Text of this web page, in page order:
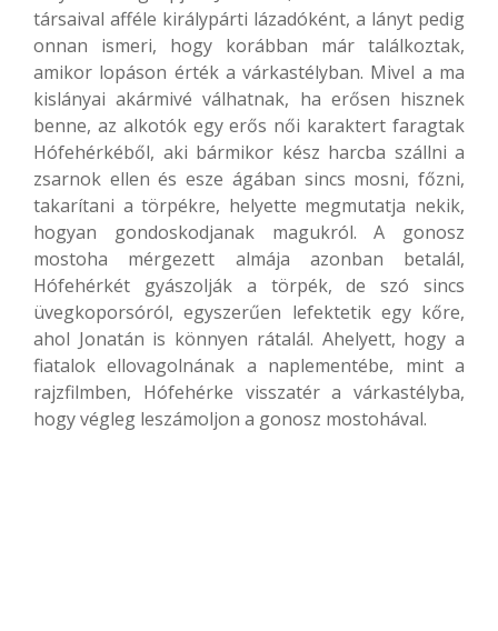
társaival afféle királypárti lázadóként, a lányt pedig
onnan ismeri, hogy korábban már találkoztak,
amikor lopáson érték a várkastélyban. Mivel a ma
kislányai akármivé válhatnak, ha erősen hisznek
benne, az alkotók egy erős női karaktert faragtak
Hófehérkéből, aki bármikor kész harcba szállni a
zsarnok ellen és esze ágában sincs mosni, főzni,
takarítani a törpékre, helyette megmutatja nekik,
hogyan gondoskodjanak magukról. A gonosz
mostoha mérgezett almája azonban betalál,
Hófehérkét gyászolják a törpék, de szó sincs
üvegkoporsóról, egyszerűen lefektetik egy kőre,
ahol Jonatán is könnyen rátalál. Ahelyett, hogy a
fiatalok ellovagolnának a naplementébe, mint a
rajzfilmben, Hófehérke visszatér a várkastélyba,
hogy végleg leszámoljon a gonosz mostohával.